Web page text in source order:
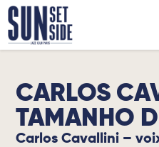
CARLOS
TAMANHO
Carlos Cavallini –